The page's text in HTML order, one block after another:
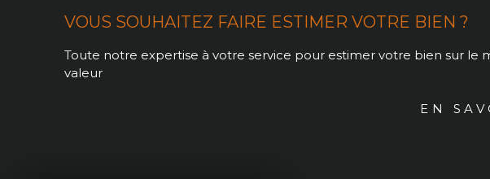
VOUS SOUHAITEZ FAIRE ESTIMER VOTRE BIEN ?
Toute notre expertise à votre service pour estimer votre bien sur le
valeur
EN